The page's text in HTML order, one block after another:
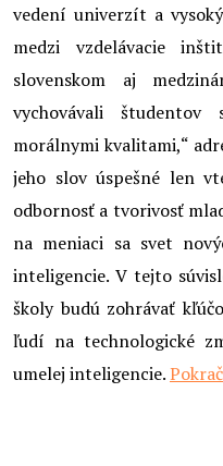
vedení univerzít a
medzi vzdelávacie
slovenskom aj
vychovávali
morálnymi kvalitami,“
jeho slov úspešné len
odbornosť a tvorivosť
na meniaci sa svet
inteligencie. V tejto
školy budú zohrávať
ľudí na technologické
umelej inteligencie.